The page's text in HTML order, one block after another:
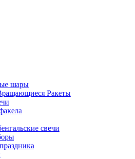
шары
Ракеты
свечи